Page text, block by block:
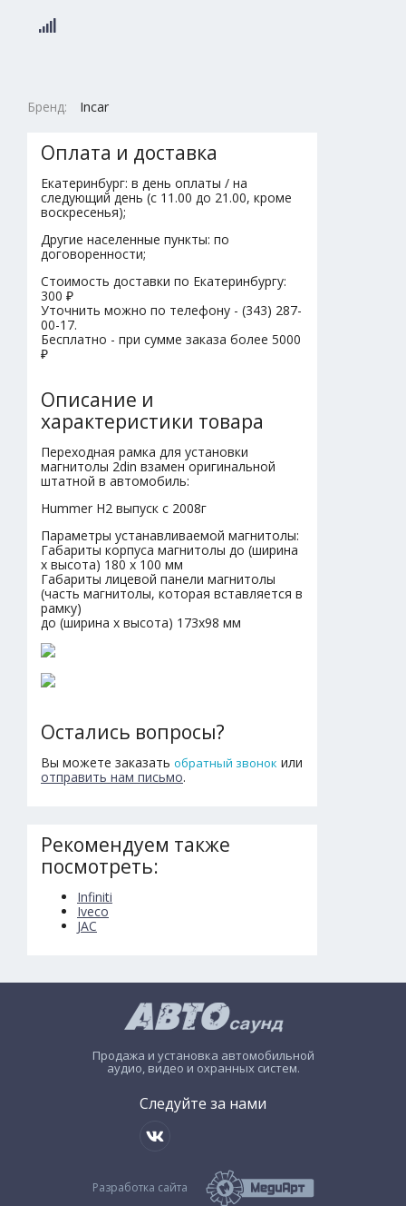
Бренд: Incar
Оплата и доставка
Екатеринбург: в день оплаты / на
следующий день (с 11.00 до 21.00, кроме
воскресенья);
Другие населенные пункты: по
договоренности;
Стоимость доставки по Екатеринбургу:
300 ₽
Уточнить можно по телефону - (343) 287-
00-17.
Бесплатно - при сумме заказа более 5000
₽
Описание и
характеристики товара
Переходная рамка для установки
магнитолы 2din взамен оригинальной
штатной в автомобиль:
Hummer H2 выпуск с 2008г
Параметры устанавливаемой магнитолы:
Габариты корпуса магнитолы до (ширина
х высота) 180 х 100 мм
Габариты лицевой панели магнитолы
(часть магнитолы, которая вставляется в
рамку)
до (ширина х высота) 173х98 мм
Остались вопросы?
Вы можете заказать обратный звонок или
отправить нам письмо.
Рекомендуем также
посмотреть:
Infiniti
Iveco
JAC
Продажа и установка автомобильной
аудио, видео и охранных систем.
Следуйте за нами
Разработка сайта